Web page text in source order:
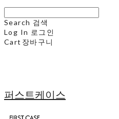
Search 검색
Log In 로그인
Cart 장바구니
퍼스트케이스